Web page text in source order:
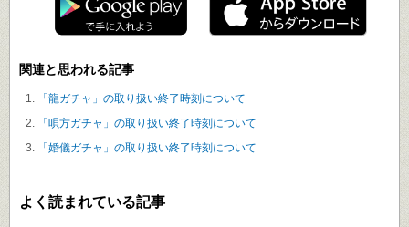
関連と思われる記事
「龍ガチャ」の取り扱い終了時刻について
「唄方ガチャ」の取り扱い終了時刻について
「婚儀ガチャ」の取り扱い終了時刻について
よく読まれている記事